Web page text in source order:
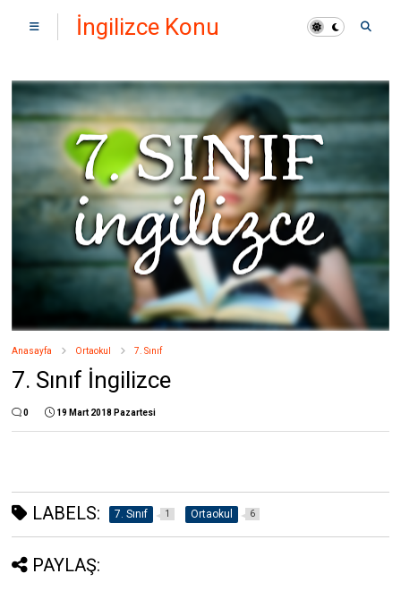
İngilizce Konu
Çalışmaları
Anasayfa Ortaokul 7. Sınıf
7. Sınıf İngilizce
0 19 Mart 2018 Pazartesi
LABELS: 7. Sınıf 1 Ortaokul 6
PAYLAŞ: